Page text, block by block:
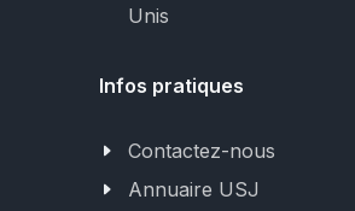
Unis
Infos pratiques
Contactez-nous
Annuaire USJ